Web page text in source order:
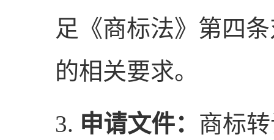
足《商标法》第四
的相关要求。
3. 申请文件： 商标